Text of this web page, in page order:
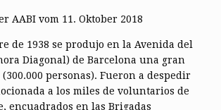
AABI vom 11. Oktober 2018
de 1938 se produjo en la Avenida del
Diagonal) de Barcelona una gran
personas). Fueron a despedir
a los miles de voluntarios de
encuadrados en las Brigadas